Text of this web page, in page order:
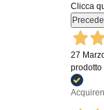
Clicca
27